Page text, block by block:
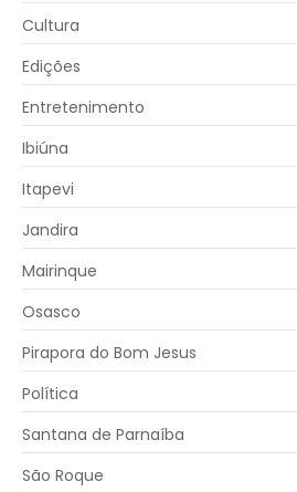
Cultura
Edições
Entretenimento
Ibiúna
Itapevi
Jandira
Mairinque
Osasco
Pirapora do Bom Jesus
Política
Santana de Parnaíba
São Roque